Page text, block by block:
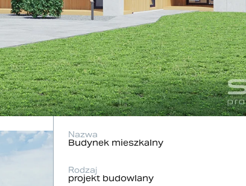
Nazwa
Budynek mieszkalny
Rodzaj
projekt budowlany